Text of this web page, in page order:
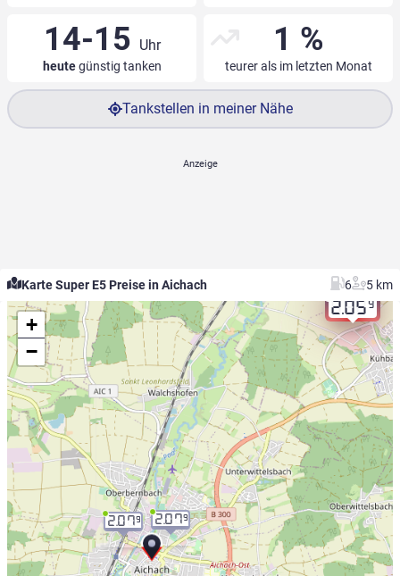
14-15 Uhr
heutegünstig tanken
1 %
teurer als im letzten Monat
Tankstellen in meiner Nähe
Karte Super E5 Preise in Aichach 6
5 km
2.059
2.079 2.079
+
−